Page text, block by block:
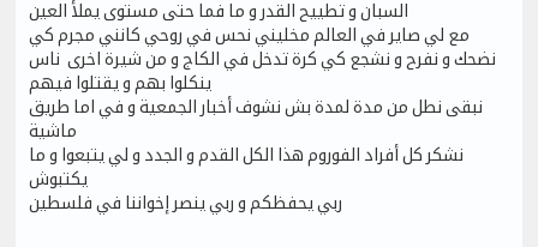
السبان و تطييح القدر و ما فما حتى مستوى يملأ العين
مع لي صاير في العالم مخليني نحس في روحي كانني مجرم كي
نضحك و نفرح و نشجع كي كرة تدخل في الكاج و من شيرة اخرى ناس
ينكلوا بهم و يقتلوا فيهم
نبقى نطل من مدة لمدة بش نشوف أخبار الجمعية و في اما طريق
ماشية
نشكر كل أفراد الفوروم هذا الكل القدم و الجدد و لي يتبعوا و ما
يكتبوش
ربي يحفظكم و ربي ينصر إخواننا في فلسطين